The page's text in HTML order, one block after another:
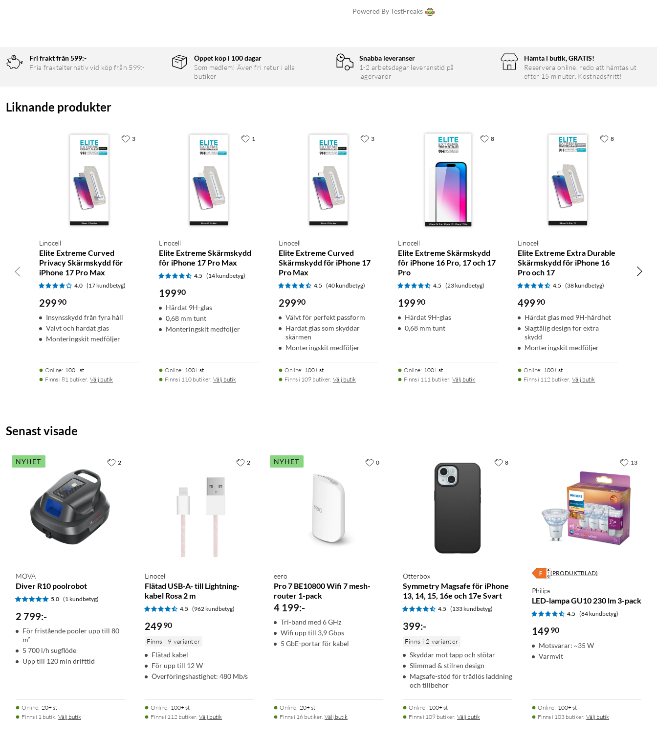
Powered By TestFreaks
Fri frakt från 599:-
Fria fraktalternativ vid köp från 599:-
Öppet köp i 100 dagar
Som medlem! Även fri retur i alla
butiker
Snabba leveranser
1-2 arbetsdagar leveranstid på
lagervaror
Hämta i butik, GRATIS!
Reservera online, redo att hämtas ut
efter 15 minuter. Kostnadsfritt!
Liknande produkter
Linocell
Elite Extreme Curved
Privacy Skärmskydd för
iPhone 17 Pro Max
4.0 (17 kundbetyg)
299 90
Insynsskydd från fyra håll
Välvt och härdat glas
Monteringskit medföljer
Online: 100+ st
Finns i 81 butiker. Välj butik
3
Linocell
Elite Extreme Skärmskydd
för iPhone 17 Pro Max
4.5 (14 kundbetyg)
19990
Härdat 9H-glas
0,68 mm tunt
Monteringskit medföljer
Online: 100+ st
Finns i 110 butiker. Välj butik
1
Linocell
Elite Extreme Curved
Skärmskydd för iPhone 17
Pro Max
4.5 (40 kundbetyg)
29990
Välvt för perfekt passform
Härdat glas som skyddar
skärmen
Monteringskit medföljer
Online: 100+ st
Finns i 109 butiker. Välj butik
3
Linocell
Elite Extreme Skärmskydd
för iPhone 16 Pro, 17 och 17
Pro
4.5 (23 kundbetyg)
199 90
Härdat 9H-glas
0,68 mm tunt
Online: 100+ st
Finns i 111 butiker. Välj butik
8
Linocell
Elite Extreme Extra Durable
Skärmskydd för iPhone 16
Pro och 17
4.5 (38 kundbetyg)
499 90
Härdat glas med 9H-hårdhet
Slagtålig design för extra
skydd
Monteringskit medföljer
Online: 100+ st
Finns i 112 butiker. Välj butik
8
Senast visade
NYHET
MOVA
Diver R10 poolrobot
5.0 (1 kundbetyg)
2 799:-
För fristående pooler upp till 80
m²
5 700 l/h sugflöde
Upp till 120 min drifttid
Online: 20+ st
Finns i 1 butik. Välj butik
2
Linocell
Flätad USB-A- till Lightning-
kabel Rosa 2 m
4.5 (962 kundbetyg)
249 90
Finns i 9 varianter
Flätad kabel
För upp till 12 W
Överföringshastighet: 480 Mb/s
Online: 100+ st
Finns i 112 butiker. Välj butik
2 NYHET
eero
Pro 7 BE10800 Wifi 7 mesh-
router 1-pack
4 199:-
Tri-band med 6 GHz
Wifi upp till 3,9 Gbps
5 GbE-portar för kabel
Online: 20+ st
Finns i 16 butiker. Välj butik
0
Otterbox
Symmetry Magsafe för iPhone
13, 14, 15, 16e och 17e Svart
4.5 (133 kundbetyg)
399:-
Finns i 2 varianter
Skyddar mot tapp och stötar
Slimmad & stilren design
Magsafe-stöd för trådlös laddning
och tillbehör
Online: 100+ st
Finns i 109 butiker. Välj butik
8
(PRODUKTBLAD)
Philips
LED-lampa GU10 230 lm 3-pack
4.5 (84 kundbetyg)
149 90
Motsvarar: ~35 W
Varmvit
Online: 100+ st
Finns i 103 butiker. Välj butik
13